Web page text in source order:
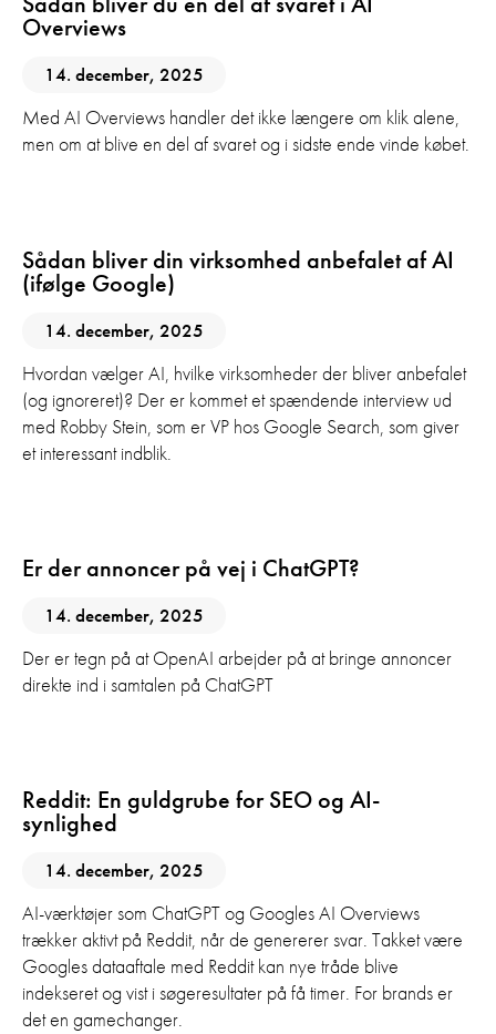
Overviews
14. december, 2025
Med AI Overviews handler det ikke længere om klik alene,
men om at blive en del af svaret og i sidste ende vinde købet.
Sådan bliver din virksomhed anbefalet af AI
(ifølge Google)
14. december, 2025
Hvordan vælger AI, hvilke virksomheder der bliver anbefalet
(og ignoreret)? Der er kommet et spændende interview ud
med Robby Stein, som er VP hos Google Search, som giver
et interessant indblik.
Er der annoncer på vej i ChatGPT?
14. december, 2025
Der er tegn på at OpenAI arbejder på at bringe annoncer
direkte ind i samtalen på ChatGPT
Reddit: En guldgrube for SEO og AI-
synlighed
14. december, 2025
AI-værktøjer som ChatGPT og Googles AI Overviews
trækker aktivt på Reddit, når de genererer svar. Takket være
Googles dataaftale med Reddit kan nye tråde blive
indekseret og vist i søgeresultater på få timer. For brands er
det en gamechanger.